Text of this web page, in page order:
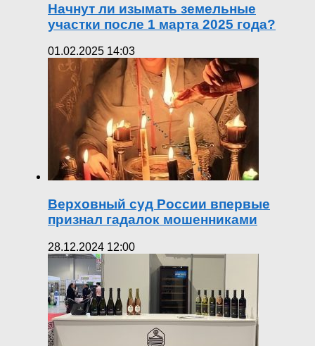
Начнут ли изымать земельные
участки после 1 марта 2025 года?
01.02.2025 14:03
Верховный суд России впервые
признал гадалок мошенниками
28.12.2024 12:00